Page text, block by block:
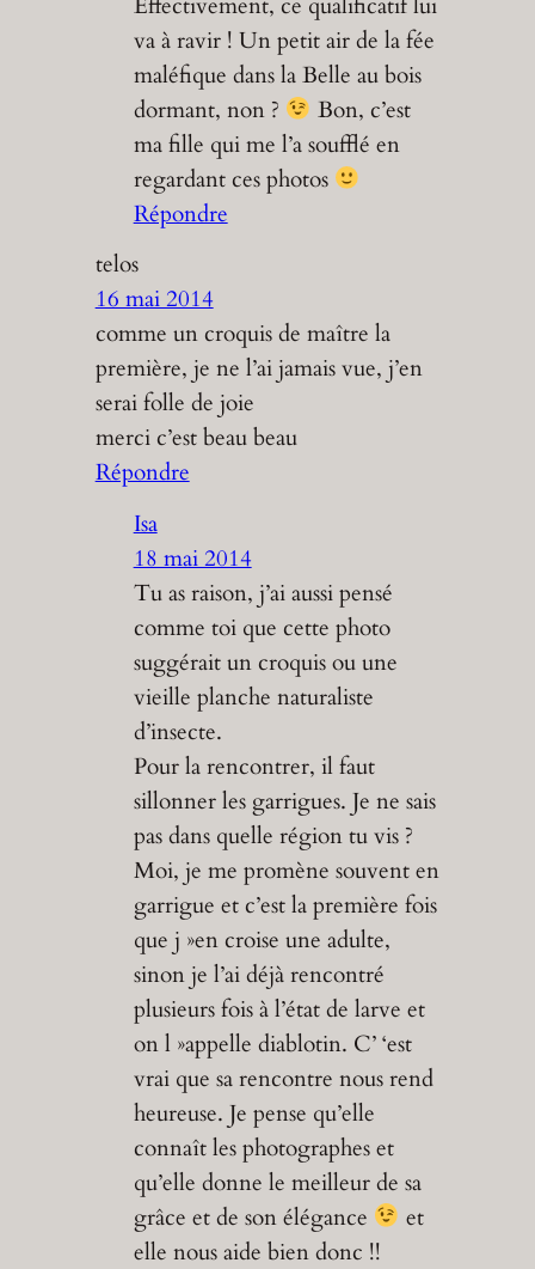
va à ravir ! Un petit air de la fée
maléfique dans la Belle au bois
dormant, non ?
Bon, c’est
ma fille qui me l’a soufflé en
regardant ces photos
Répondre
telos
16 mai 2014
comme un croquis de maître la
première, je ne l’ai jamais vue, j’en
serai folle de joie
merci c’est beau beau
Répondre
Isa
18 mai 2014
Tu as raison, j’ai aussi pensé
comme toi que cette photo
suggérait un croquis ou une
vieille planche naturaliste
d’insecte.
Pour la rencontrer, il faut
sillonner les garrigues. Je ne sais
pas dans quelle région tu vis ?
Moi, je me promène souvent en
garrigue et c’est la première fois
que j »en croise une adulte,
sinon je l’ai déjà rencontré
plusieurs fois à l’état de larve et
on l »appelle diablotin. C’ ‘est
vrai que sa rencontre nous rend
heureuse. Je pense qu’elle
connaît les photographes et
qu’elle donne le meilleur de sa
grâce et de son élégance
et
elle nous aide bien donc !!